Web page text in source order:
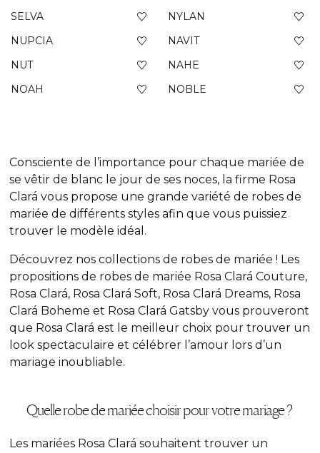
SELVA
NYLAN
NUPCIA
NAVIT
NUT
NAHE
NOAH
NOBLE
Consciente de l’importance pour chaque mariée de
se vêtir de blanc le jour de ses noces, la firme Rosa
Clará vous propose une grande variété de robes de
mariée de différents styles afin que vous puissiez
trouver le modèle idéal.
Découvrez nos collections de robes de mariée ! Les
propositions de robes de mariée Rosa Clará Couture,
Rosa Clará, Rosa Clará Soft, Rosa Clará Dreams, Rosa
Clará Boheme et Rosa Clará Gatsby vous prouveront
que Rosa Clará est le meilleur choix pour trouver un
look spectaculaire et célébrer l’amour lors d’un
mariage inoubliable.
Quelle robe de mariée choisir pour votre mariage ?
Les mariées Rosa Clará souhaitent trouver un